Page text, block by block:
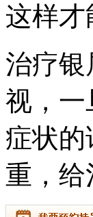
这样
治疗
视，一
症状的
重，给